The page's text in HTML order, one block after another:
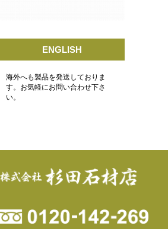
ENGLISH
海外へも製品を発送しておりま
す。お気軽にお問い合わせ下さ
い。